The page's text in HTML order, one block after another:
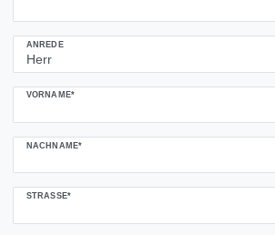
ANREDE
VORNAME*
NACHNAME*
STRASSE*